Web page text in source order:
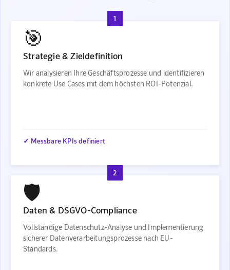
1
🎯
Strategie & Zieldefinition
Wir analysieren Ihre Geschäftsprozesse und identifizieren
konkrete Use Cases mit dem höchsten ROI-Potenzial.
✓ Messbare KPIs definiert
2
🛡️
Daten & DSGVO-Compliance
Vollständige Datenschutz-Analyse und Implementierung
sicherer Datenverarbeitungsprozesse nach EU-
Standards.